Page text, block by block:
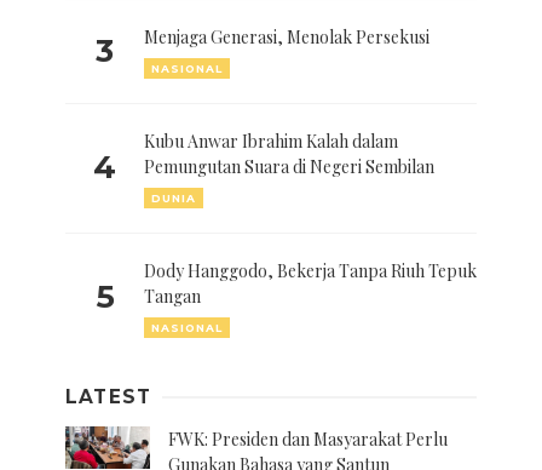
3 Menjaga Generasi, Menolak Persekusi
NASIONAL
4
Kubu Anwar Ibrahim Kalah dalam
Pemungutan Suara di Negeri Sembilan
DUNIA
5
Dody Hanggodo, Bekerja Tanpa Riuh Tepuk
Tangan
NASIONAL
LATEST
FWK: Presiden dan Masyarakat Perlu
Gunakan Bahasa yang Santun